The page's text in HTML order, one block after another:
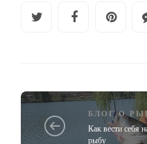
БЛОГ О
Как вести себя
рыбу